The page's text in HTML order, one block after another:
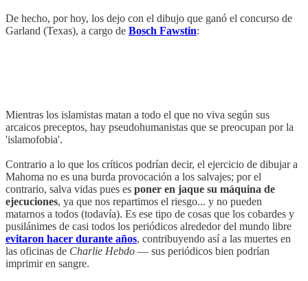
De hecho, por hoy, los dejo con el dibujo que ganó el concurso de
Garland (Texas), a cargo de Bosch Fawstin:
Mientras los islamistas matan a todo el que no viva según sus
arcaicos preceptos, hay pseudohumanistas que se preocupan por la
'islamofobia'.
Contrario a lo que los críticos podrían decir, el ejercicio de dibujar a
Mahoma no es una burda provocación a los salvajes; por el
contrario, salva vidas pues es poner en jaque su máquina de
ejecuciones, ya que nos repartimos el riesgo... y no pueden
matarnos a todos (todavía). Es ese tipo de cosas que los cobardes y
pusilánimes de casi todos los periódicos alrededor del mundo libre
evitaron hacer durante años, contribuyendo así a las muertes en
las oficinas de Charlie Hebdo — sus periódicos bien podrían
imprimir en sangre.